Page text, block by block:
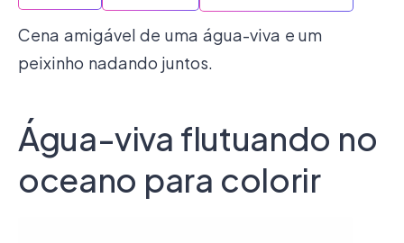
Cena amigável de uma água-viva e um
peixinho nadando juntos.
Água-viva flutuando no
oceano para colorir